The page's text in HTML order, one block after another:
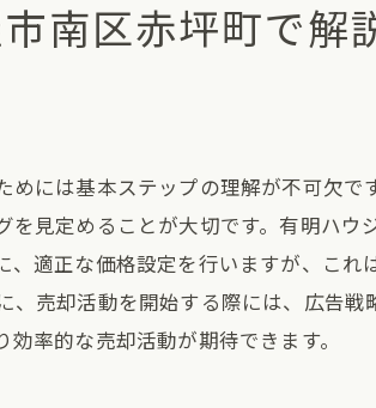
戦略
供する土地売却の秘訣
のアドバイス
ケーション術
地売却成功への道
南区赤坪町で解
には基本ステップの理解が不可欠で
見定めることが大切です。有明ハウ
適正な価格設定を行いますが、これ
売却活動を開始する際には、広告
率的な売却活動が期待できます。